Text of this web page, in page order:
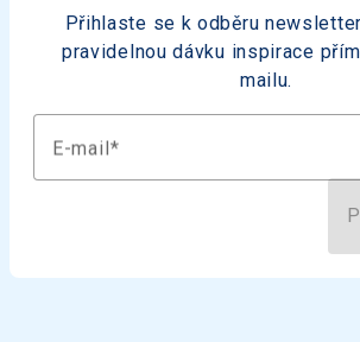
Přihlaste se k odběru
pravidelnou dávku inspirace
mailu.
E-mail